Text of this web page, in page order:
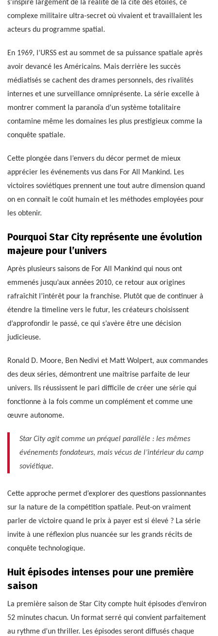
s’inspire largement de la réalité de la cité des étoiles, ce
complexe militaire ultra-secret où vivaient et travaillaient les
acteurs du programme spatial.
En 1969, l’URSS est au sommet de sa puissance spatiale après
avoir devancé les Américains. Mais derrière les succès
médiatisés se cachent des drames personnels, des rivalités
internes et une surveillance omniprésente. La série excelle à
montrer comment la paranoïa d’un système totalitaire
contamine même les domaines les plus prestigieux comme la
conquête spatiale.
Cette plongée dans l’envers du décor permet de mieux
apprécier les événements vus dans For All Mankind. Les
victoires soviétiques prennent une tout autre dimension quand
on en connaît le coût humain et les méthodes employées pour
les obtenir.
Pourquoi Star City représente une évolution
majeure pour l’univers
Après plusieurs saisons de For All Mankind qui nous ont
emmenés jusqu’aux années 2010, ce retour aux origines
rafraîchit l’intérêt pour la franchise. Plutôt que de continuer à
étendre la timeline vers le futur, les créateurs choisissent
d’approfondir le passé, ce qui s’avère être une décision
judicieuse.
Ronald D. Moore, Ben Nedivi et Matt Wolpert, aux commandes
des deux séries, démontrent une maîtrise parfaite de leur
univers. Ils réussissent le pari difficile de créer une série qui
fonctionne à la fois comme un complément et comme une
œuvre autonome.
Star City agit comme un préquel parallèle : les mêmes
événements fondateurs, mais vécus de l’intérieur du camp
soviétique.
Cette approche permet d’explorer des questions passionnantes
sur la nature de la compétition spatiale. Peut-on vraiment
parler de victoire quand le prix à payer est si élevé ? La série
invite à une réflexion plus nuancée sur les grands récits de
conquête technologique.
Huit épisodes intenses pour une première
saison
La première saison de Star City compte huit épisodes d’environ
52 minutes chacun. Un format serré qui convient parfaitement
au rythme d’un thriller. Les épisodes seront diffusés chaque